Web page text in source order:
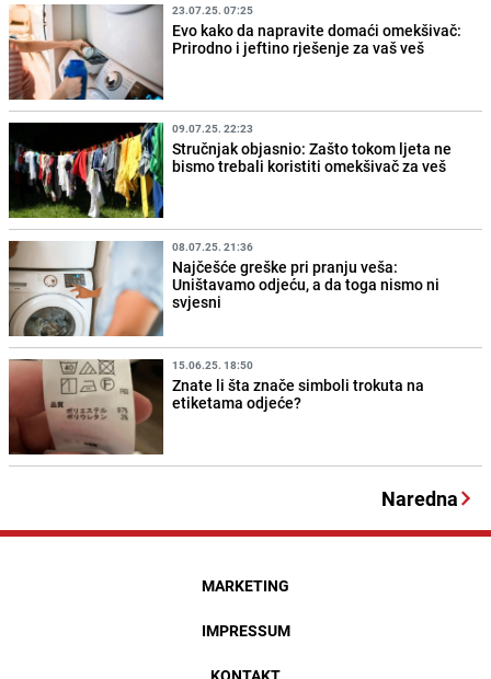
23.07.25. 07:25
Evo kako da napravite domaći omekšivač:
Prirodno i jeftino rješenje za vaš veš
09.07.25. 22:23
Stručnjak objasnio: Zašto tokom ljeta ne
bismo trebali koristiti omekšivač za veš
08.07.25. 21:36
Najčešće greške pri pranju veša:
Uništavamo odjeću, a da toga nismo ni
svjesni
15.06.25. 18:50
Znate li šta znače simboli trokuta na
etiketama odjeće?
Naredna
MARKETING
IMPRESSUM